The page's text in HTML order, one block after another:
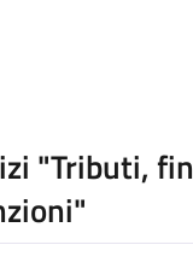
"Tributi,